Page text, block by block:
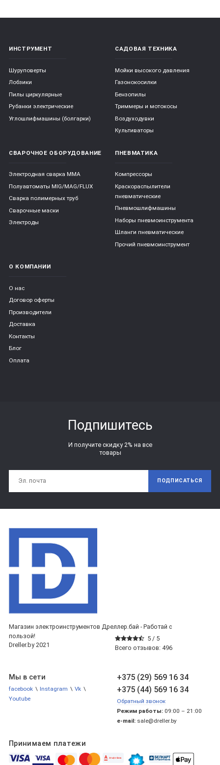
ИНСТРУМЕНТ
Шуруповерты
Лобзики
Пилы циркулярные
Рубанки электрические
Углошлифмашины (болгарки)
САДОВАЯ ТЕХНИКА
Мойки высокого давления
Газонокосилки
Бензопилы
Триммеры и мотокосы
Воздуходувки
Культиваторы
СВАРОЧНОЕ ОБОРУДОВАНИЕ
Электродная сварка ММА
Полуавтоматы MIG/MAG/FLUX
Сварка полимерных труб
Сварочные маски
Электроды
ПНЕВМАТИКА
Компрессоры
Краскораспылители
пневматические
Пневмошлифмашины
Наборы пневмоинструмента
Шланги пневматические
Прочий пневмоинструмент
О КОМПАНИИ
О нас
Договор оферты
Производители
Доставка
Контакты
Блог
Оплата
Подпишитесь
И получите скидку 2% на все
товары
ПОДПИСАТЬСЯ
Магазин электроинструментов Дреллер.бай - Работай с
пользой!
5 / 5
Всего отзывов: 496
Dreller.by 2021
+375 (29) 569 16 34
+375 (44) 569 16 34
Обратный звонок
Режим работы: 09:00 – 21:00
e-mail: sale@dreller.by
Мы в сети
facebook \ Instagram \ Vk \
Youtube
Принимаем платежи